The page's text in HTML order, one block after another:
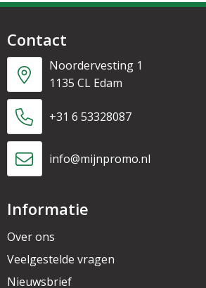
Contact
Noordervesting 1
1135 CL Edam
+31 6 53328087
info@mijnpromo.nl
Informatie
Over ons
Veelgestelde vragen
Nieuwsbrief